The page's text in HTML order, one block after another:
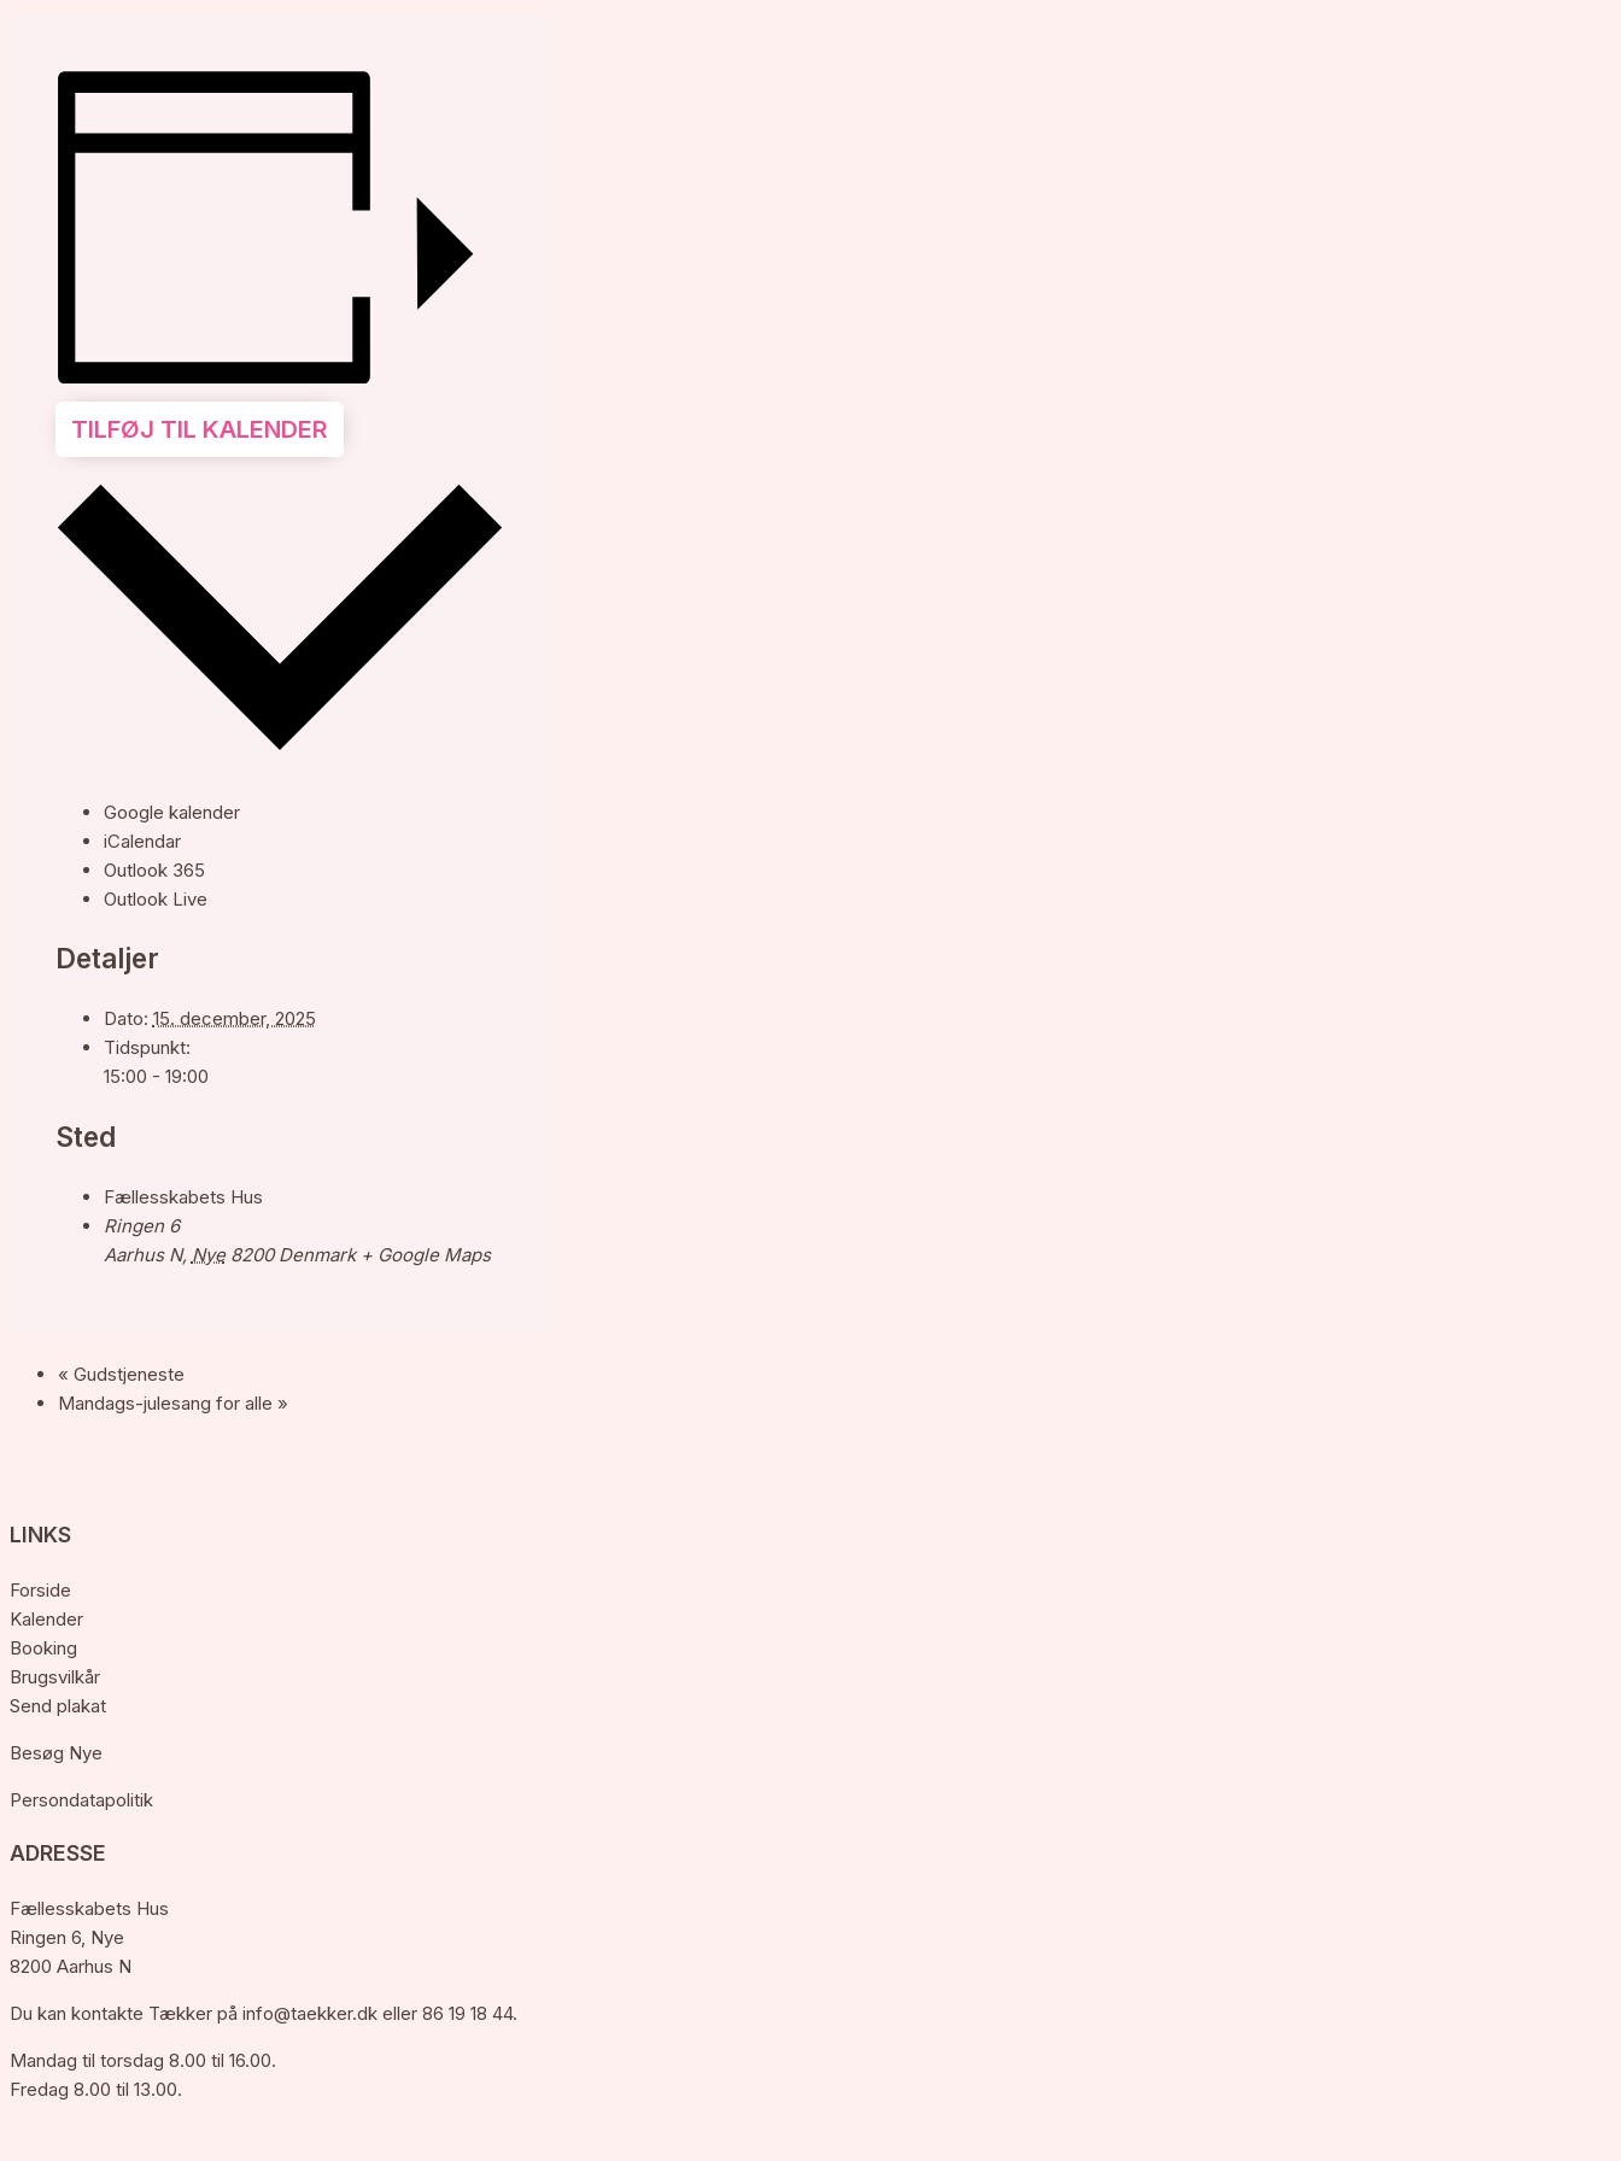
TILFØJ TIL KALENDER
Google kalender
iCalendar
Outlook 365
Outlook Live
Detaljer
Dato: 15. december, 2025
Tidspunkt:
15:00 - 19:00
Sted
Fællesskabets Hus
Ringen 6
Aarhus N, Nye 8200 Denmark + Google Maps
« Gudstjeneste
Mandags-julesang for alle »
LINKS
Forside
Kalender
Booking
Brugsvilkår
Send plakat
Besøg Nye
Persondatapolitik
ADRESSE
Fællesskabets Hus
Ringen 6, Nye
8200 Aarhus N
Du kan kontakte Tækker på info@taekker.dk eller 86 19 18 44.
Mandag til torsdag 8.00 til 16.00.
Fredag 8.00 til 13.00.